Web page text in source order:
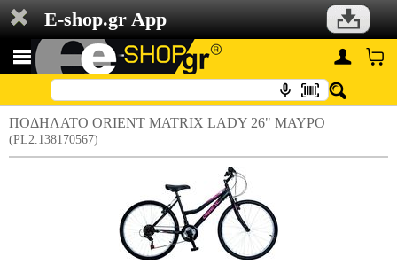
E-shop.gr App
ΠΟΔΗΛΑΤΟ ORIENT MATRIX LADY 26" ΜΑΥΡΟ
(PL2.138170567)